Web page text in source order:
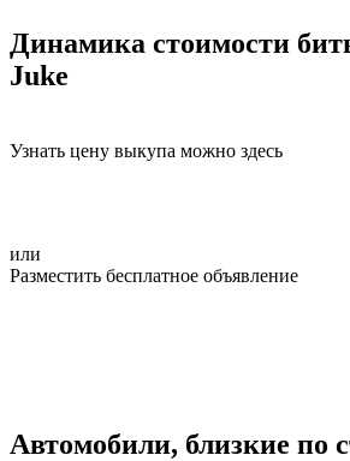
Динамика стоимости
Juke
Узнать цену выкупа можно здесь
или
Разместить бесплатное объявление
Автомобили, близкие по